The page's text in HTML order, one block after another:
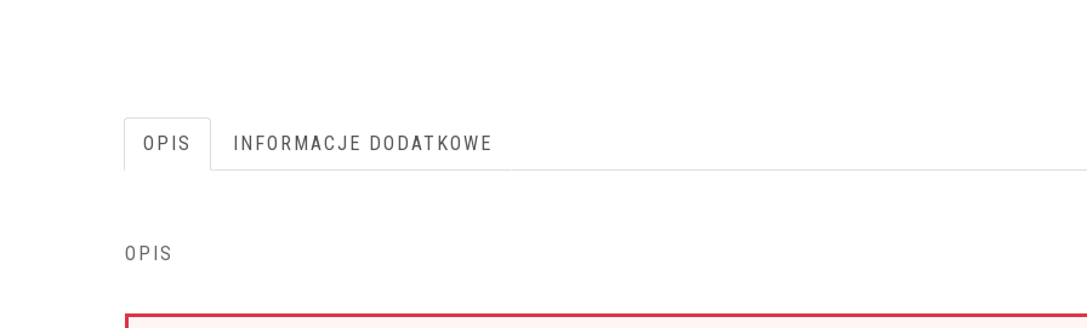
OPIS INFORMACJE DODATKOWE
OPIS